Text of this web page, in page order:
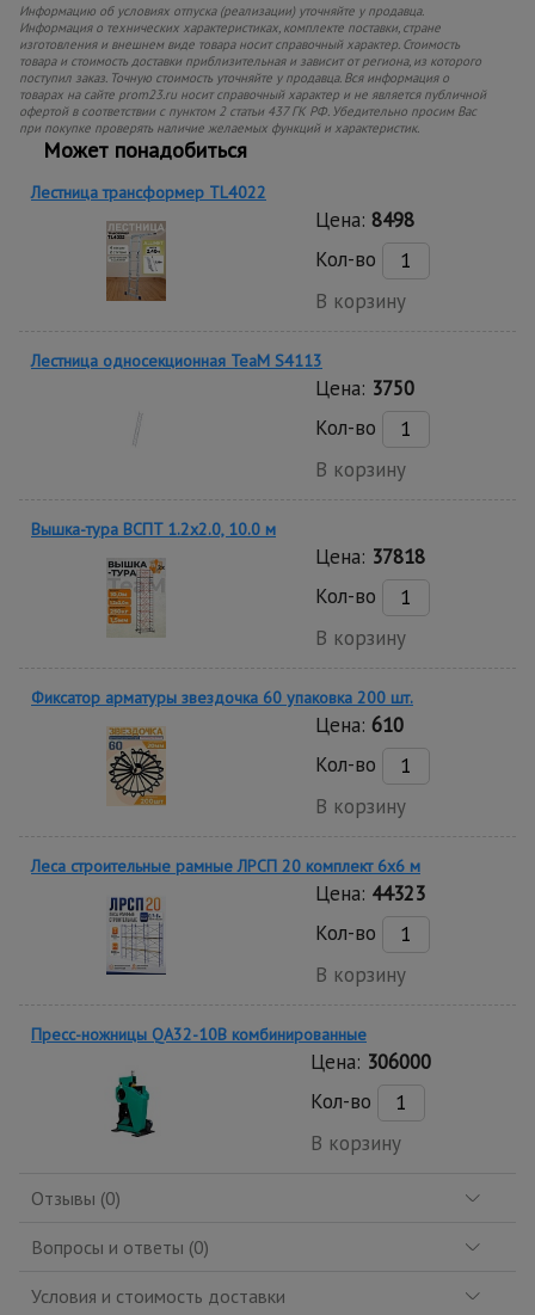
Информацию об условиях отпуска (реализации) уточняйте у продавца.
Информация о технических характеристиках, комплекте поставки, стране
изготовления и внешнем виде товара носит справочный характер. Стоимость
товара и стоимость доставки приблизительная и зависит от региона, из которого
поступил заказ. Точную стоимость уточняйте у продавца. Вся информация о
товарах на сайте prom23.ru носит справочный характер и не является публичной
офертой в соответствии с пунктом 2 статьи 437 ГК РФ. Убедительно просим Вас
при покупке проверять наличие желаемых функций и характеристик.
Может понадобиться
Лестница трансформер TL4022
Цена: 8498
Кол-во
В корзину
Лестница односекционная TeaM S4113
Цена: 3750
Кол-во
В корзину
Вышка-тура ВСПT 1.2х2.0, 10.0 м
Цена: 37818
Кол-во
В корзину
Фиксатор арматуры звездочка 60 упаковка 200 шт.
Цена: 610
Кол-во
В корзину
Леса строительные рамные ЛРСП 20 комплект 6x6 м
Цена: 44323
Кол-во
В корзину
Пресс-ножницы QA32-10B комбинированные
Цена: 306000
Кол-во
В корзину
Отзывы (0)
Вопросы и ответы (0)
Условия и стоимость доставки